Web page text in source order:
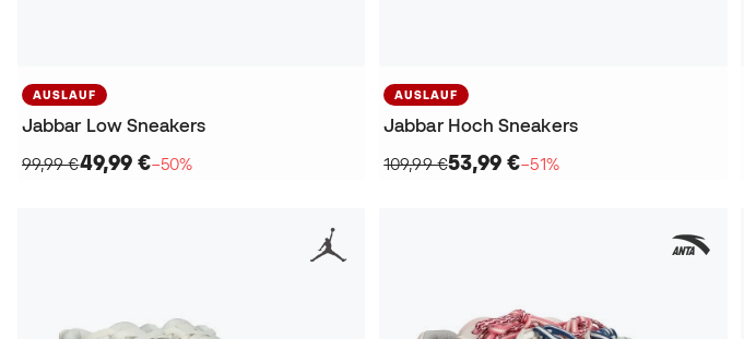
AUSLAUF
Jabbar Low Sneakers
99,99 €49,99 €−50%
AUSLAUF
Jabbar Hoch Sneakers
109,99 €53,99 €−51%